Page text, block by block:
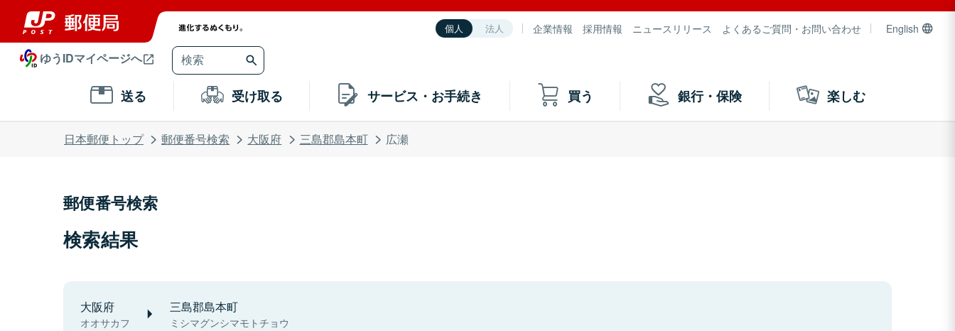
個人 法人 企業情報 採用情報 ニュースリリース よくあるご質問・お問い合わせ English
ゆうIDマイページへ
送る 受け取る サービス・お手続き 買う 銀行・保険 楽しむ
日本郵便トップ 郵便番号検索 大阪府 三島郡島本町 広瀬
郵便番号検索
検索結果
大阪府
オオサカフ
三島郡島本町
ミシマグンシマモトチョウ